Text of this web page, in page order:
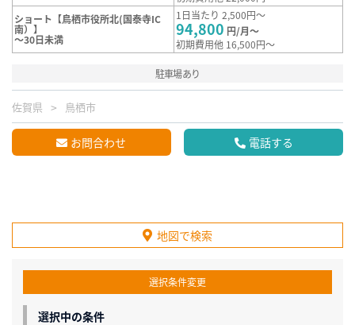
ショート【鳥栖市役所北(国泰寺IC
南）】
～30日未満
1日当たり 2,500円～
94,800 円/月～
初期費用他 16,500円～
駐車場あり
佐賀県 鳥栖市
お問合わせ 電話する
地図で検索
選択条件変更
選択中の条件